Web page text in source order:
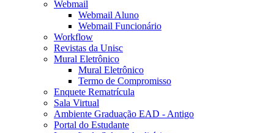
Webmail
Webmail Aluno
Webmail Funcionário
Workflow
Revistas da Unisc
Mural Eletrônico
Mural Eletrônico
Termo de Compromisso
Enquete Rematrícula
Sala Virtual
Ambiente Graduação EAD - Antigo
Portal do Estudante